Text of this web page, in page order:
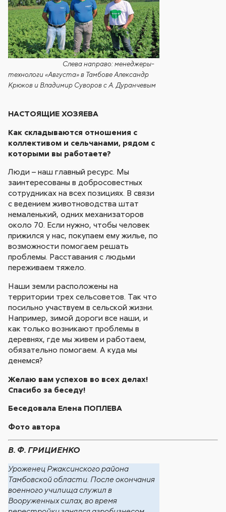
Слева направо: менеджеры-
технологи «Августа» в Тамбове Александр
Крюков и Владимир Суворов с А. Дуранчевым
НАСТОЯЩИЕ ХОЗЯЕВА
Как складываются отношения с
коллективом и сельчанами, рядом с
которыми вы работаете?
Люди – наш главный ресурс. Мы
заинтересованы в добросовестных
сотрудниках на всех позициях. В связи
с ведением животноводства штат
немаленький, одних механизаторов
около 70. Если нужно, чтобы человек
прижился у нас, покупаем ему жилье, по
возможности помогаем решать
проблемы. Расставания с людьми
переживаем тяжело.
Наши земли расположены на
территории трех сельсоветов. Так что
посильно участвуем в сельской жизни.
Например, зимой дороги все наши, и
как только возникают проблемы в
деревнях, где мы живем и работаем,
обязательно помогаем. А куда мы
денемся?
Желаю вам успехов во всех делах!
Спасибо за беседу!
Беседовала Елена ПОПЛЕВА
Фото автора
В. Ф. ГРИЦИЕНКО
Уроженец Ржаксинского района
Тамбовской области. После окончания
военного училища служил в
Вооруженных силах, во время